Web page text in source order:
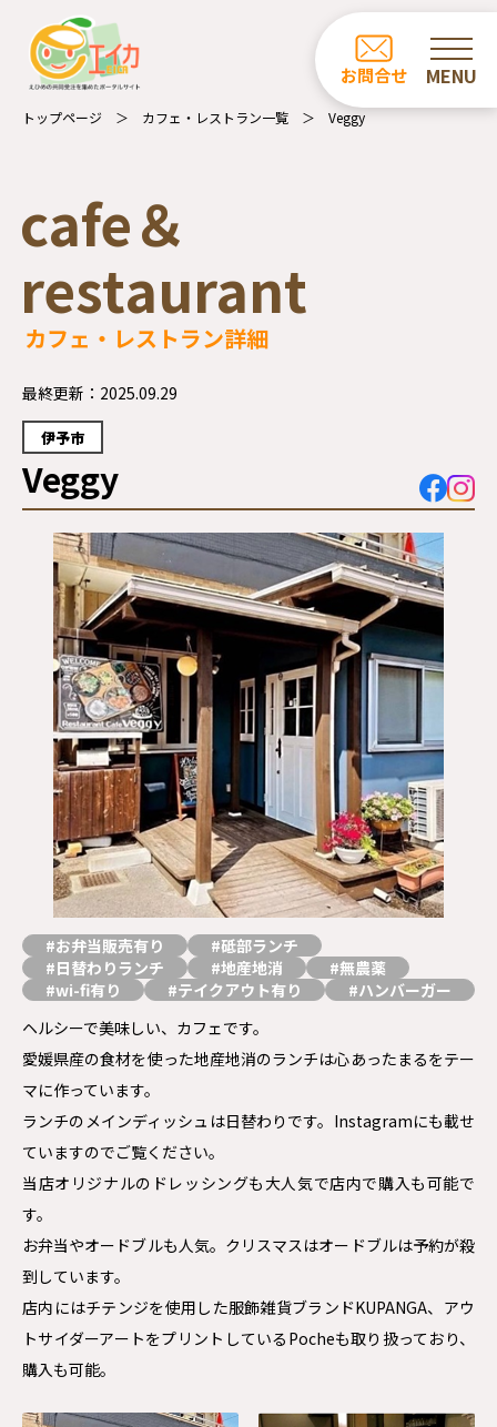
トップページ カフェ・レストラン一覧 Veggy
お問合せ
カフェ・レストラン一覧
事業所の紹介
エイカについて
受注業務について
サイトマップ
プライバシーポリシー
ご利用ガイド
cafe＆
restaurant
カフェ・レストラン詳細
最終更新 2025.09.29
伊予市
Veggy
#お弁当販売有り
#砥部ランチ
#日替わりランチ
#地産地消
#無農薬
#wi-fi有り
#テイクアウト有り
#ハンバーガー
ヘルシーで美味しい、カフェです。
愛媛県産の食材を使った地産地消のランチは心あったまるをテー
マに作っています。
ランチのメインディッシュは日替わりです。Instagramにも載せ
ていますのでご覧ください。
当店オリジナルのドレッシングも大人気で店内で購入も可能で
す。
お弁当やオードブルも人気。クリスマスはオードブルは予約が殺
到しています。
店内にはチテンジを使用した服飾雑貨ブランドKUPANGA、アウ
トサイダーアートをプリントしているPocheも取り扱っており、
購入も可能。